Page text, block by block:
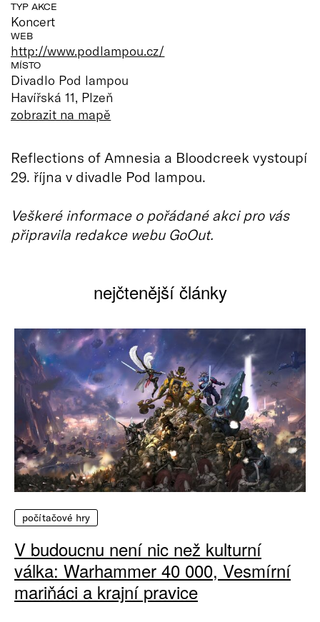
TYP AKCE
Koncert
WEB
http://www.podlampou.cz/
MÍSTO
Divadlo Pod lampou
Havířská 11, Plzeň
zobrazit na mapě
Reflections of Amnesia a Bloodcreek vystoupí
29. října v divadle Pod lampou.
Veškeré informace o pořádané akci pro vás
připravila redakce webu GoOut.
nejčtenější články
počítačové hry
V budoucnu není nic než kulturní
válka: Warhammer 40 000, Vesmírní
mariňáci a krajní pravice